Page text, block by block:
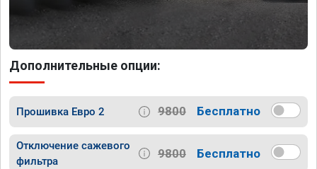
Дополнительные опции:
Прошивка Евро 2 9800 Бесплатно
Отключение сажевого
фильтра
9800 Бесплатно